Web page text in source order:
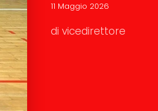
11 Maggio 2026
di vicedirettore